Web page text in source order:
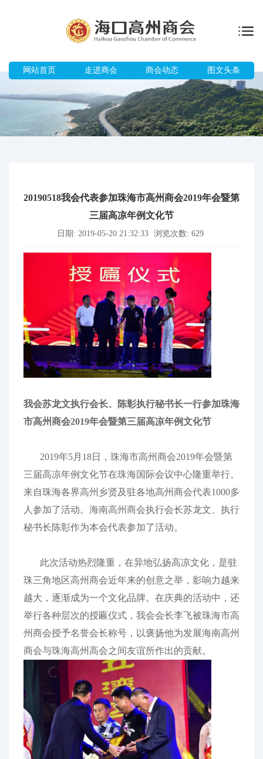
网站首页 走进商会 商会动态 图文头条
20190518我会代表参加珠海市高州商会2019年会暨第
三届高凉年例文化节
日期: 2019-05-20 21:32:33 浏览次数: 629
我会苏龙文执行会长、陈彰执行秘书长一行参加珠海
市高州商会2019年会暨第三届高凉年例文化节
2019年5月18日，珠海市高州商会2019年会暨第
三届高凉年例文化节在珠海国际会议中心隆重举行。
来自珠海各界高州乡贤及驻各地高州商会代表1000多
人参加了活动。海南高州商会执行会长苏龙文、执行
秘书长陈彰作为本会代表参加了活动。
此次活动热烈隆重，在异地弘扬高凉文化，是驻
珠三角地区高州商会近年来的创意之举，影响力越来
越大，逐渐成为一个文化品牌。在庆典的活动中，还
举行各种层次的授匾仪式，我会会长李飞被珠海市高
州商会授予名誉会长称号，以褒扬他为发展海南高州
商会与珠海高州高会之间友谊所作出的贡献。